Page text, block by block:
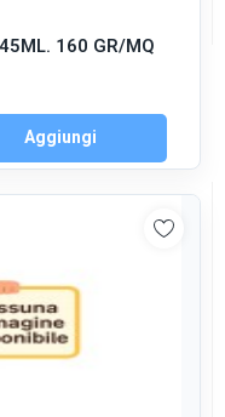
160 GR/MQ
Aggiungi